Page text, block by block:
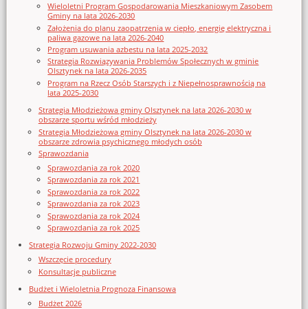
Wieloletni Program Gospodarowania Mieszkaniowym Zasobem
Gminy na lata 2026-2030
Założenia do planu zaopatrzenia w ciepło, energię elektryczna i
paliwa gazowe na lata 2026-2040
Program usuwania azbestu na lata 2025-2032
Strategia Rozwiązywania Problemów Społecznych w gminie
Olsztynek na lata 2026-2035
Program na Rzecz Osób Starszych i z Niepełnosprawnością na
lata 2025-2030
Strategia Młodzieżowa gminy Olsztynek na lata 2026-2030 w
obszarze sportu wśród młodzieży
Strategia Młodzieżowa gminy Olsztynek na lata 2026-2030 w
obszarze zdrowia psychicznego młodych osób
Sprawozdania
Sprawozdania za rok 2020
Sprawozdania za rok 2021
Sprawozdania za rok 2022
Sprawozdania za rok 2023
Sprawozdania za rok 2024
Sprawozdania za rok 2025
Strategia Rozwoju Gminy 2022-2030
Wszczęcie procedury
Konsultacje publiczne
Budżet i Wieloletnia Prognoza Finansowa
Budżet 2026